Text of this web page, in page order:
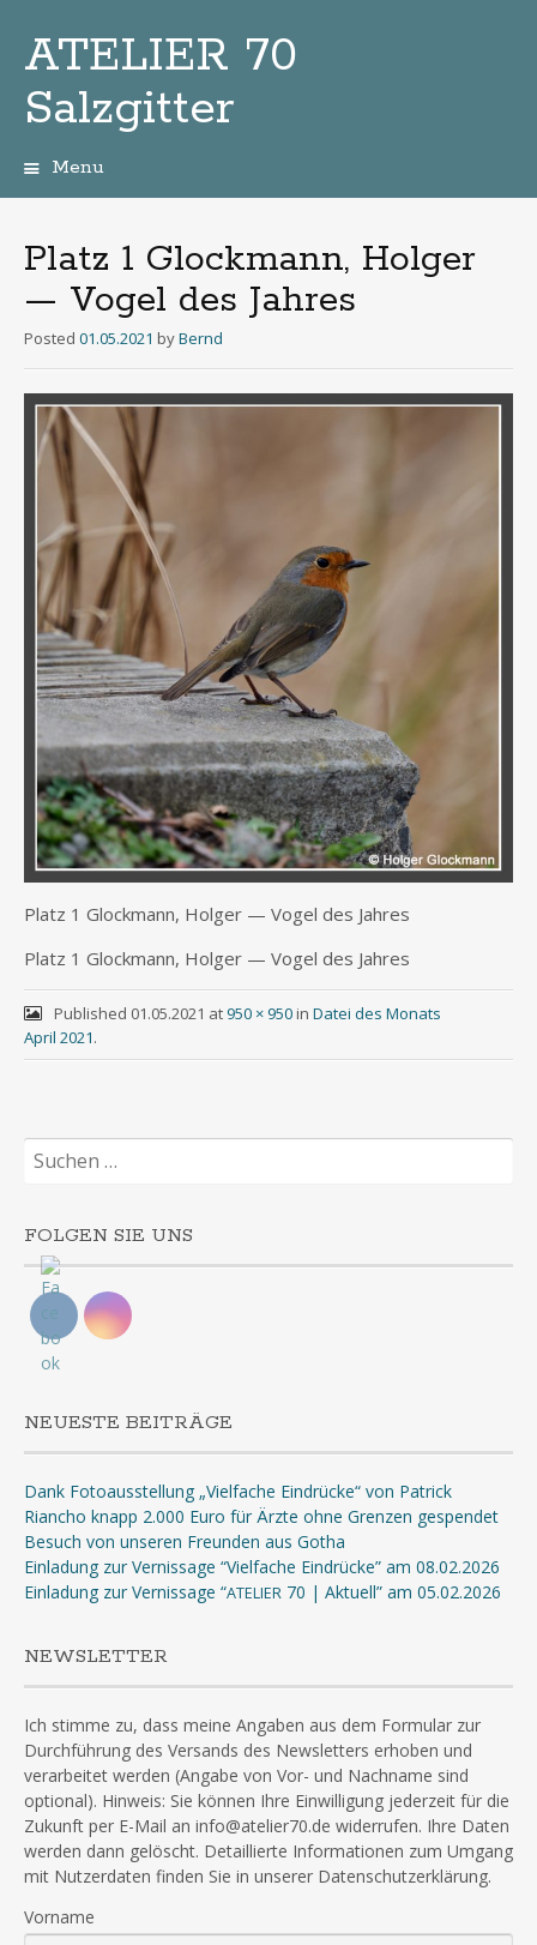
ATELIER 70
Salzgitter
Menu
Platz 1 Glockmann, Holger
— Vogel des Jahres
Posted 01.05.2021 byBernd
Platz 1 Glock­mann, Hol­ger — Vogel des Jahres
Platz 1 Glock­mann, Hol­ger — Vogel des Jahres
Published 01.05.2021 at950 × 950in Datei des Monats
April 2021.
Suchen
nach:
FOLGEN SIE UNS
NEUESTE BEITRÄGE
Dank Fotoausstellung „Vielfache Eindrücke“ von Patrick
Riancho knapp 2.000 Euro für Ärzte ohne Grenzen gespendet
Besuch von unseren Freunden aus Gotha
Einladung zur Vernissage “Vielfache Eindrücke” am 08.02.2026
Einladung zur Vernissage “ATELIER 70 | Aktuell” am 05.02.2026
NEWSLETTER
Ich stimme zu, dass meine Angaben aus dem Formular zur
Durchführung des Versands des Newsletters erhoben und
verarbeitet werden (Angabe von Vor- und Nachname sind
optional). Hinweis: Sie können Ihre Einwilligung jederzeit für die
Zukunft per E-Mail an info@atelier70.de widerrufen. Ihre Daten
werden dann gelöscht. Detaillierte Informationen zum Umgang
mit Nutzerdaten finden Sie in unserer Datenschutzerklärung.
Vorname